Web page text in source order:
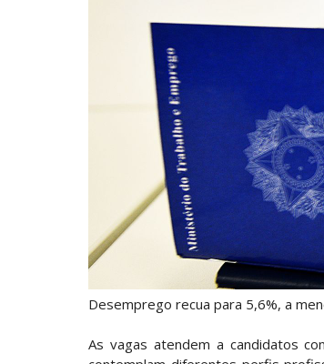
Desemprego recua para 5,6%, a
As vagas atendem a candidatos